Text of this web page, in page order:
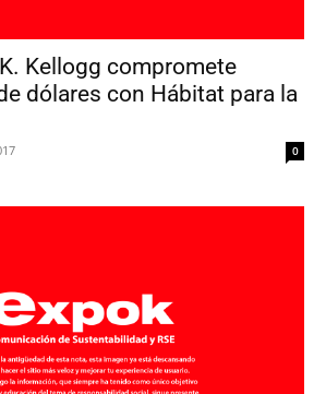
Kellogg compromete
dólares con Hábitat para la
0